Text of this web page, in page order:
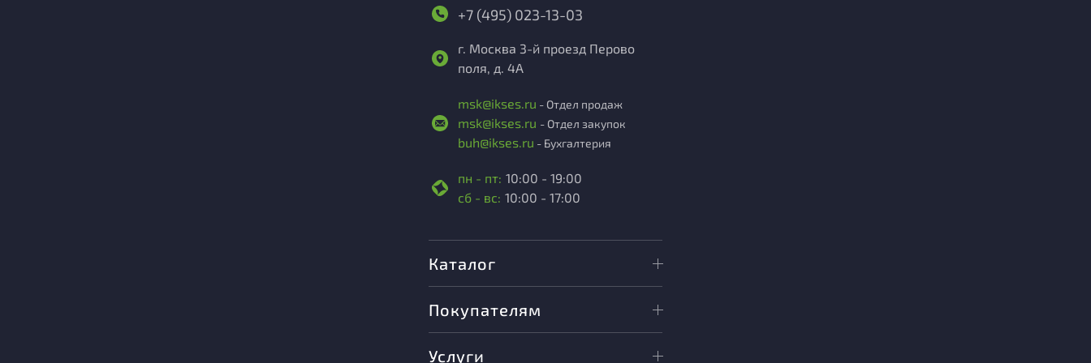
+7 (495) 023-13-03
г. Москва 3-й проезд Перово
поля, д. 4А
msk@ikses.ru - Отдел продаж
msk@ikses.ru - Отдел закупок
buh@ikses.ru - Бухгалтерия
пн - пт: 10:00 - 19:00
сб - вс: 10:00 - 17:00
Каталог
Покупателям
Услуги